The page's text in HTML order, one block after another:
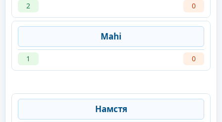
2 0
Mahi
1 0
Намстя